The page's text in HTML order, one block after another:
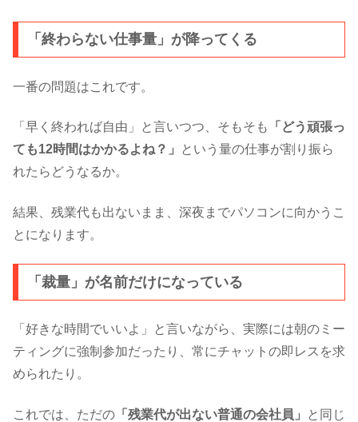
「終わらない仕事量」が降ってくる
一番の問題はこれです。
「早く終われば自由」と言いつつ、そもそも
「どう頑張っ
ても12時間はかかるよね？」
という量の仕事が割り振ら
れたらどうなるか。
結果、残業代も出ないまま、深夜までパソコンに向かうこ
とになります。
「裁量」が名前だけになっている
「好きな時間でいいよ」と言いながら、実際には朝のミー
ティングに強制参加だったり、常にチャットの即レスを求
められたり。
これでは、ただの 「残業代が出ない普通の会社員」
と同じ